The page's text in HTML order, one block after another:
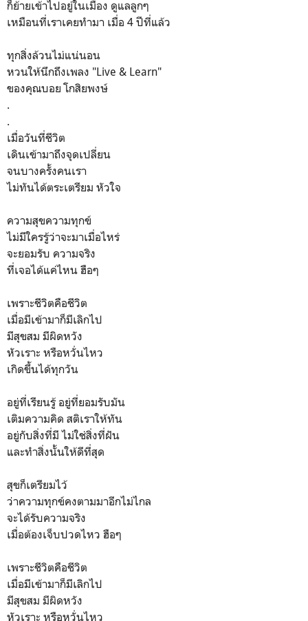
ก็ย้ายเข้าไปอยู่ในเมือง ดูแลลูกๆ
เหมือนที่เราเคยทำมา เมื่อ 4 ปีที่แล้ว
ทุกสิ่งล้วนไม่แน่นอน
หวนให้นึกถึงเพลง "Live & Learn"
ของคุณบอย โกสิยพงษ์
.
.
เมื่อวันที่ชีวิต
เดินเข้ามาถึงจุดเปลี่ยน
จนบางครั้งคนเรา
ไม่ทันได้ตระเตรียม หัวใจ
ความสุขความทุกข์
ไม่มีใครรู้ว่าจะมาเมื่อไหร่
จะยอมรับ ความจริง
ที่เจอได้แค่ไหน ฮือๆ
เพราะชีวิตคือชีวิต
เมื่อมีเข้ามาก็มีเลิกไป
มีสุขสม มีผิดหวัง
หัวเราะ หรือหวั่นไหว
เกิดขึ้นได้ทุกวัน
อยู่ที่เรียนรู้ อยู่ที่ยอมรับมัน
เติมความคิด สติเราให้ทัน
อยู่กับสิ่งที่มี ไม่ใช่สิ่งที่ฝัน
และทำสิ่งนั้นให้ดีที่สุด
สุขก็เตรียมไว้
ว่าความทุกข์คงตามมาอีกไม่ไกล
จะได้รับความจริง
เมื่อต้องเจ็บปวดไหว ฮือๆ
เพราะชีวิตคือชีวิต
เมื่อมีเข้ามาก็มีเลิกไป
มีสุขสม มีผิดหวัง
หัวเราะ หรือหวั่นไหว